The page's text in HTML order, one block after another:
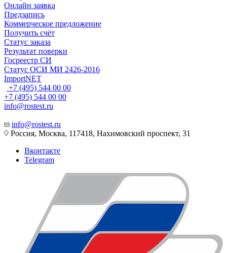
Онлайн заявка
Предзапись
Коммерческое предложение
Получить счёт
Статус заказа
Результат поверки
Госреестр СИ
Статус ОСИ МИ 2426-2016
ImportNET
+7 (495) 544 00 00
+7 (495) 544 00 00
info@rostest.ru
info@rostest.ru
Россия, Москва, 117418, Нахимовский проспект, 31
Вконтакте
Telegram